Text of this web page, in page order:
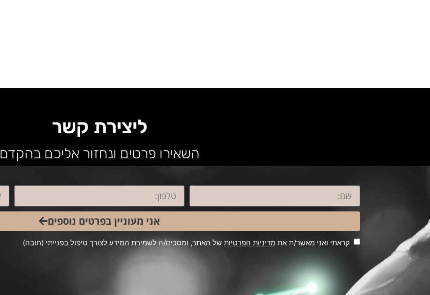
ליצירת קשר
השאירו פרטים ונחזור אליכם בהקדם
אני מעוניין בפרטים נוספים
קראתי ואני מאשר/ת את מדיניות הפרטיות של האתר, ומסכים/ה לשמירת המידע לצורך טיפול בפנייתי (חובה)